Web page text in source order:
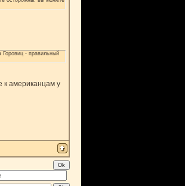
- правильный
к американцам у